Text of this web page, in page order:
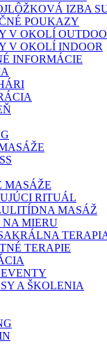
IZBA
POUKAZY
V OKOLÍ
V OKOLÍ INDOOR
INFORMÁCIE
MASÁŽE
RITUÁL
MASÁŽ
NA MIERU
TERAPIE
A ŠKOLENIA